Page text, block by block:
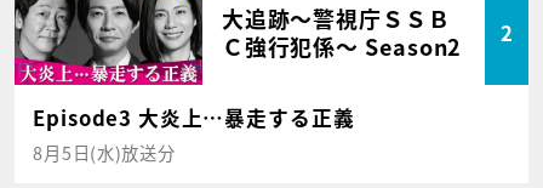
大追跡～警視庁ＳＳＢ
Ｃ強行犯係～ Season2
2
Episode3 大炎上…暴走する正義
8月5日(水)放送分